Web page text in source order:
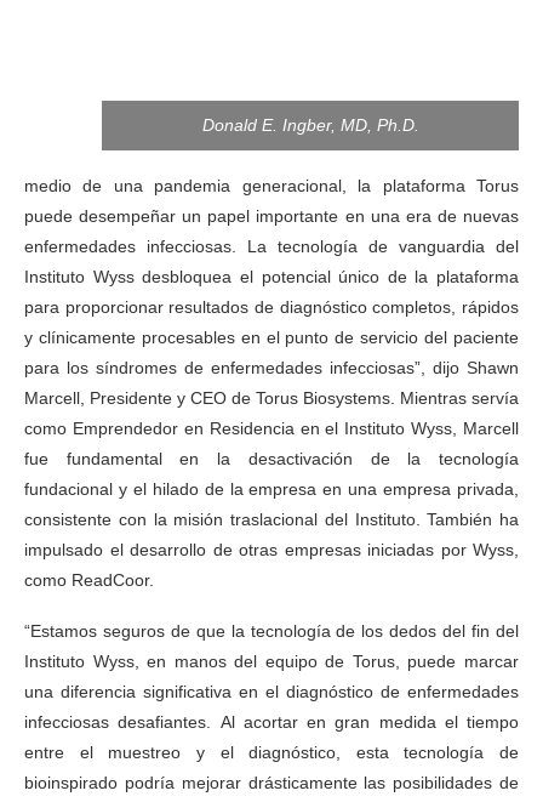
Donald E. Ingber, MD, Ph.D.
medio de una pandemia generacional, la plataforma Torus
puede desempeñar un papel importante en una era de nuevas
enfermedades infecciosas. La tecnología de vanguardia del
Instituto Wyss desbloquea el potencial único de la plataforma
para proporcionar resultados de diagnóstico completos, rápidos
y clínicamente procesables en el punto de servicio del paciente
para los síndromes de enfermedades infecciosas”, dijo Shawn
Marcell, Presidente y CEO de Torus Biosystems. Mientras servía
como Emprendedor en Residencia en el Instituto Wyss, Marcell
fue fundamental en la desactivación de la tecnología
fundacional y el hilado de la empresa en una empresa privada,
consistente con la misión traslacional del Instituto. También ha
impulsado el desarrollo de otras empresas iniciadas por Wyss,
como ReadCoor.
“Estamos seguros de que la tecnología de los dedos del fin del
Instituto Wyss, en manos del equipo de Torus, puede marcar
una diferencia significativa en el diagnóstico de enfermedades
infecciosas desafiantes. Al acortar en gran medida el tiempo
entre el muestreo y el diagnóstico, esta tecnología de
bioinspirado podría mejorar drásticamente las posibilidades de